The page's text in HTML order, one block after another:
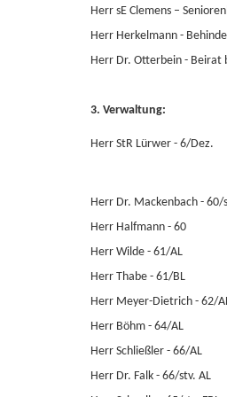
Herr sE Clemens –
Herr Herkelmann -
Herr Dr. Otterbein - Beirat
3. Verwaltung:
Herr StR Lürwer - 6/Dez.
Herr Dr. Mackenbach - 60/
Herr Halfmann - 60
Herr Wilde - 61/AL
Herr Thabe - 61/BL
Herr Meyer-Dietrich - 62/
Herr Böhm - 64/AL
Herr Schließler - 66/AL
Herr Dr. Falk - 66/stv. AL